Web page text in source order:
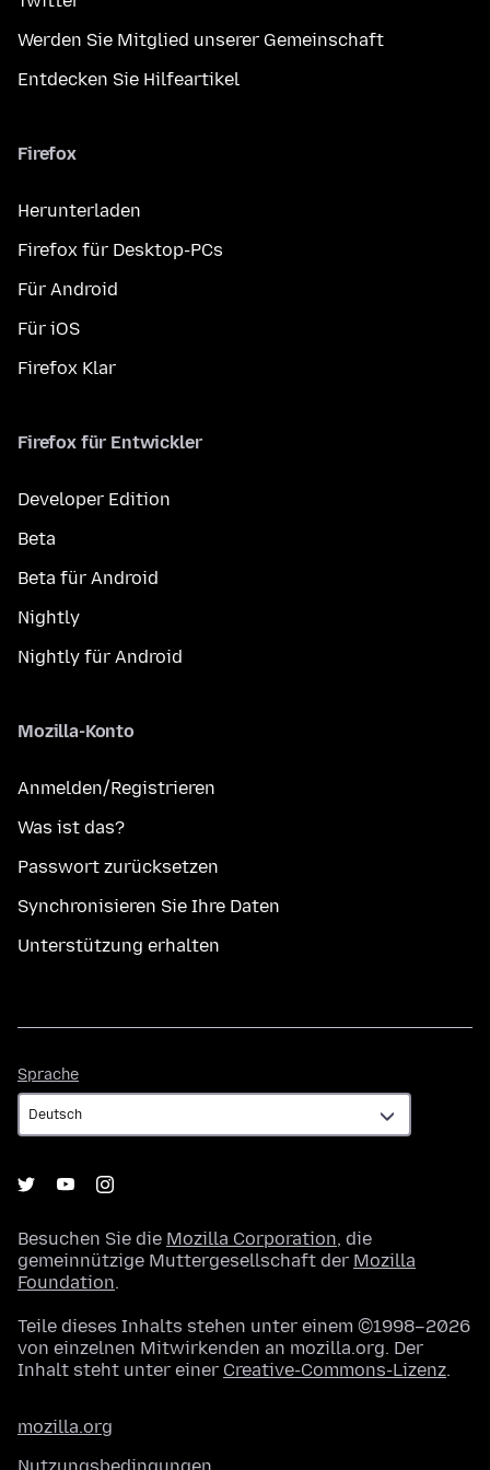
Werden Sie Mitglied unserer Gemeinschaft
Entdecken Sie Hilfeartikel
Firefox
Herunterladen
Firefox für Desktop-PCs
Für Android
Für iOS
Firefox Klar
Firefox für Entwickler
Developer Edition
Beta
Beta für Android
Nightly
Nightly für Android
Mozilla-Konto
Anmelden/Registrieren
Was ist das?
Passwort zurücksetzen
Synchronisieren Sie Ihre Daten
Unterstützung erhalten
Sprache
Besuchen Sie die Mozilla Corporation, die
gemeinnützige Muttergesellschaft der Mozilla
Foundation.
Teile dieses Inhalts stehen unter einem ©1998–2026
von einzelnen Mitwirkenden an mozilla.org. Der
Inhalt steht unter einer Creative-Commons-Lizenz.
mozilla.org